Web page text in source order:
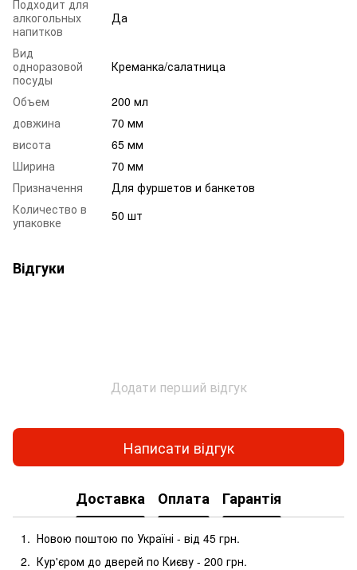
Подходит для
алкогольных
напитков
Да
Вид
одноразовой
посуды
Креманка/салатница
Объем
200 мл
довжина
70 мм
висота
65 мм
Ширина
70 мм
Призначення
Для фуршетов и банкетов
Количество в
упаковке
50 шт
Відгуки
Додати перший відгук
Написати відгук
Доставка Оплата Гарантія
Новою поштою по Україні - від 45 грн.
Кур'єром до дверей по Києву - 200 грн.